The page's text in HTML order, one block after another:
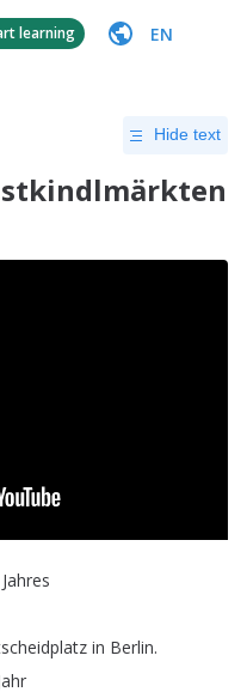
learning EN
Hide text
Jahres
in Berlin.